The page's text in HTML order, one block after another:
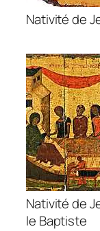
Nativité de
Nativité de
le Baptiste